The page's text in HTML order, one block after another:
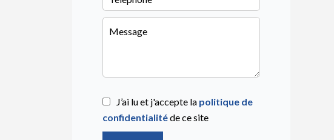
J’ai lu et j'accepte la politique de
confidentialitéde ce site